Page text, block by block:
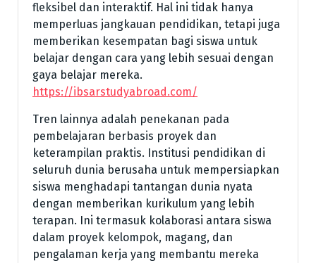
fleksibel dan interaktif. Hal ini tidak hanya
memperluas jangkauan pendidikan, tetapi juga
memberikan kesempatan bagi siswa untuk
belajar dengan cara yang lebih sesuai dengan
gaya belajar mereka.
https://ibsarstudyabroad.com/
Tren lainnya adalah penekanan pada
pembelajaran berbasis proyek dan
keterampilan praktis. Institusi pendidikan di
seluruh dunia berusaha untuk mempersiapkan
siswa menghadapi tantangan dunia nyata
dengan memberikan kurikulum yang lebih
terapan. Ini termasuk kolaborasi antara siswa
dalam proyek kelompok, magang, dan
pengalaman kerja yang membantu mereka